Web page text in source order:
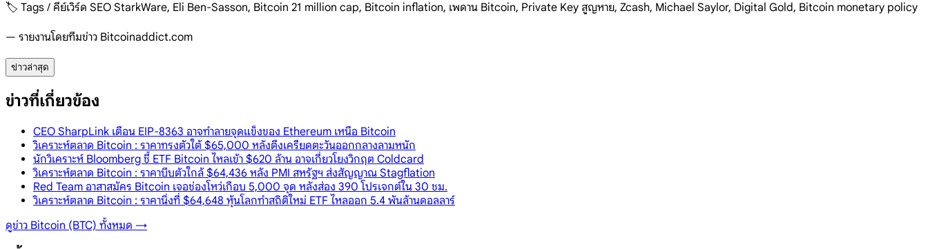
🏷️ Tags / คีย์เวิร์ด SEO StarkWare, Eli Ben-Sasson, Bitcoin 21 million cap, Bitcoin inflation, เพดาน Bitcoin, Private Key สูญหาย, Zcash, Michael Saylor, Digital Gold, Bitcoin monetary policy
— รายงานโดยทีมข่าว Bitcoinaddict.com
ข่าวล่าสุด
ข่าวที่เกี่ยวข้อง
CEO SharpLink เตือน EIP-8363 อาจทำลายจุดแข็งของ Ethereum เหนือ Bitcoin
วิเคราะห์ตลาด Bitcoin : ราคาทรงตัวใต้ $65,000 หลังตึงเครียดตะวันออกกลางลามหนัก
นักวิเคราะห์ Bloomberg ชี้ ETF Bitcoin ไหลเข้า $620 ล้าน อาจเกี่ยวโยงวิกฤต Coldcard
วิเคราะห์ตลาด Bitcoin : ราคาบีบตัวใกล้ $64,436 หลัง PMI สหรัฐฯ ส่งสัญญาณ Stagflation
Red Team อาสาสมัคร Bitcoin เจอช่องโหว่เกือบ 5,000 จุด หลังส่อง 390 โปรเจกต์ใน 30 ชม.
วิเคราะห์ตลาด Bitcoin : ราคานิ่งที่ $64,648 หุ้นโลกทำสถิติใหม่ ETF ไหลออก 5.4 พันล้านดอลลาร์
ดูข่าว Bitcoin (BTC) ทั้งหมด →